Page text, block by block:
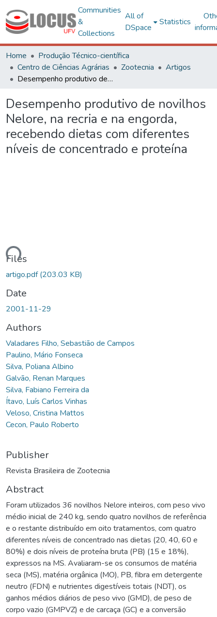
Communities
&
Collections
All of
DSpace
Statistics
Home
Produção Técnico-científica
Centro de Ciências Agrárias
Zootecnia
Artigos
Desempenho produtivo de novilhos Nelore, na recria e na engorda, recebendo dietas com diferentes níveis de concentrado e proteína
Desempenho produtivo de novilhos
Nelore, na recria e na engorda,
recebendo dietas com diferentes
níveis de concentrado e proteína
Files
artigo.pdf(203.03 KB)
Date
2001-11-29
Authors
Valadares Filho, Sebastião de Campos
Paulino, Mário Fonseca
Silva, Poliana Albino
Galvão, Renan Marques
Silva, Fabiano Ferreira da
Ítavo, Luís Carlos Vinhas
Veloso, Cristina Mattos
Cecon, Paulo Roberto
Publisher
Revista Brasileira de Zootecnia
Abstract
Foram utilizados 36 novilhos Nelore inteiros, com peso vivo
médio inicial de 240 kg, sendo quatro novilhos de referência
e o restante distribuído em oito tratamentos, com quatro
diferentes níveis de concentrado nas dietas (20, 40, 60 e
80%) e dois níveis de proteína bruta (PB) (15 e 18%),
expressos na MS. Avaliaram-se os consumos de matéria
seca (MS), matéria orgânica (MO), PB, fibra em detergente
neutro (FDN) e nutrientes digestíveis totais (NDT), os
ganhos médios diários de peso vivo (GMD), de peso de
corpo vazio (GMPVZ) e de carcaça (GC) e a conversão